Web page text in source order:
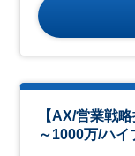
【AX/営業戦
～1000万/ハ